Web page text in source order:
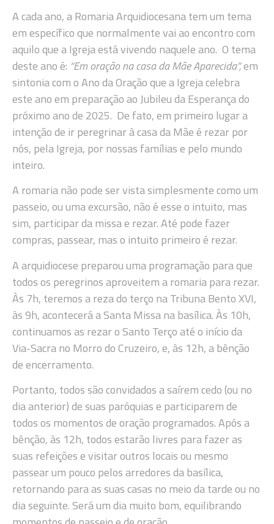
A cada ano, a Romaria Arquidiocesana tem um tema
em específico que normalmente vai ao encontro com
aquilo que a Igreja está vivendo naquele ano. O tema
deste ano é: “Em oração na casa da Mãe Aparecida”,em
sintonia com o Ano da Oração que a Igreja celebra
este ano em preparação ao Jubileu da Esperança do
próximo ano de 2025. De fato, em primeiro lugar a
intenção de ir peregrinar à casa da Mãe é rezar por
nós, pela Igreja, por nossas famílias e pelo mundo
inteiro.
A romaria não pode ser vista simplesmente como um
passeio, ou uma excursão, não é esse o intuito, mas
sim, participar da missa e rezar. Até pode fazer
compras, passear, mas o intuito primeiro é rezar.
A arquidiocese preparou uma programação para que
todos os peregrinos aproveitem a romaria para rezar.
Às 7h, teremos a reza do terço na Tribuna Bento XVI,
às 9h, acontecerá a Santa Missa na basílica. Às 10h,
continuamos as rezar o Santo Terço até o início da
Via-Sacra no Morro do Cruzeiro, e, às 12h, a bênção
de encerramento.
Portanto, todos são convidados a saírem cedo (ou no
dia anterior) de suas paróquias e participarem de
todos os momentos de oração programados. Após a
bênção, às 12h, todos estarão livres para fazer as
suas refeições e visitar outros locais ou mesmo
passear um pouco pelos arredores da basílica,
retornando para as suas casas no meio da tarde ou no
dia seguinte. Será um dia muito bom, equilibrando